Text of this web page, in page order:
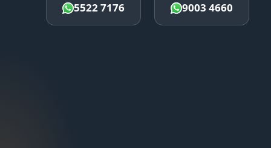
5522 7176 9003 4660